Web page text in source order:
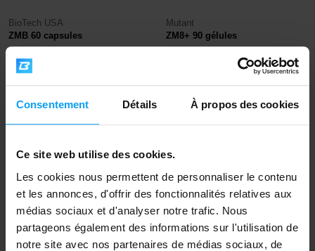
Consentement Détails À propos des cookies
Ce site web utilise des cookies.
Les cookies nous permettent de personnaliser le contenu
et les annonces, d'offrir des fonctionnalités relatives aux
médias sociaux et d'analyser notre trafic. Nous
partageons également des informations sur l'utilisation de
notre site avec nos partenaires de médias sociaux, de
BioTech USA
ZMB 60 capsules
13,90
Mutant
ZM8+ 90 gélules